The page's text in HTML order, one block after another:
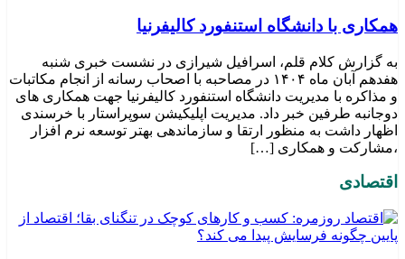
همکاری با دانشگاه استنفورد کالیفرنیا
به گزارش کلام قلم، اسرافیل شیرازی در نشست خبری شنبه
هفدهم آبان ماه ۱۴۰۴ در مصاحبه با اصحاب رسانه از انجام مکاتبات
و مذاکره با مدیریت دانشگاه استنفورد کالیفرنیا جهت همکاری های
دوجانبه طرفین خبر داد. مدیریت اپلیکیشن سوپراستار با خرسندی
اظهار داشت به منظور ارتقا و سازماندهی بهتر توسعه نرم افزار
،مشارکت و همکاری […]
اقتصادی